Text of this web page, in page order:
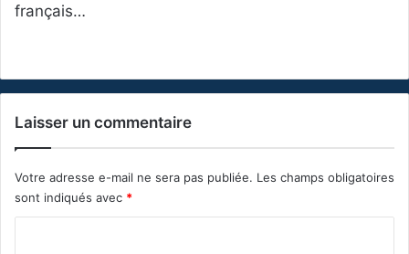
français…
Laisser un commentaire
Votre adresse e-mail ne sera pas publiée. Les champs obligatoires
sont indiqués avec *